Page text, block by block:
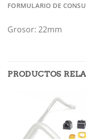
FORMULARIO DE
Grosor: 22mm
PRODUCTOS